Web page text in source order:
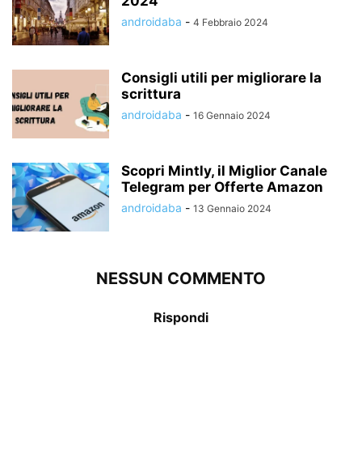
androidaba - 4 Febbraio 2024
Consigli utili per migliorare la
scrittura
androidaba - 16 Gennaio 2024
Scopri Mintly, il Miglior Canale
Telegram per Offerte Amazon
androidaba - 13 Gennaio 2024
NESSUN COMMENTO
Rispondi